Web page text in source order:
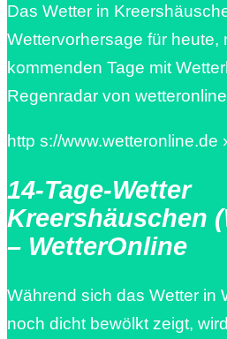
Das Wetter in
Wettervorhersage für heute,
kommenden Tage mit
Regenradar von
http s://www.wetteronline.de
14-Tage-Wetter
Kreershäuschen
– WetterOnline
Während sich das Wetter in
noch dicht bewölkt zeigt,